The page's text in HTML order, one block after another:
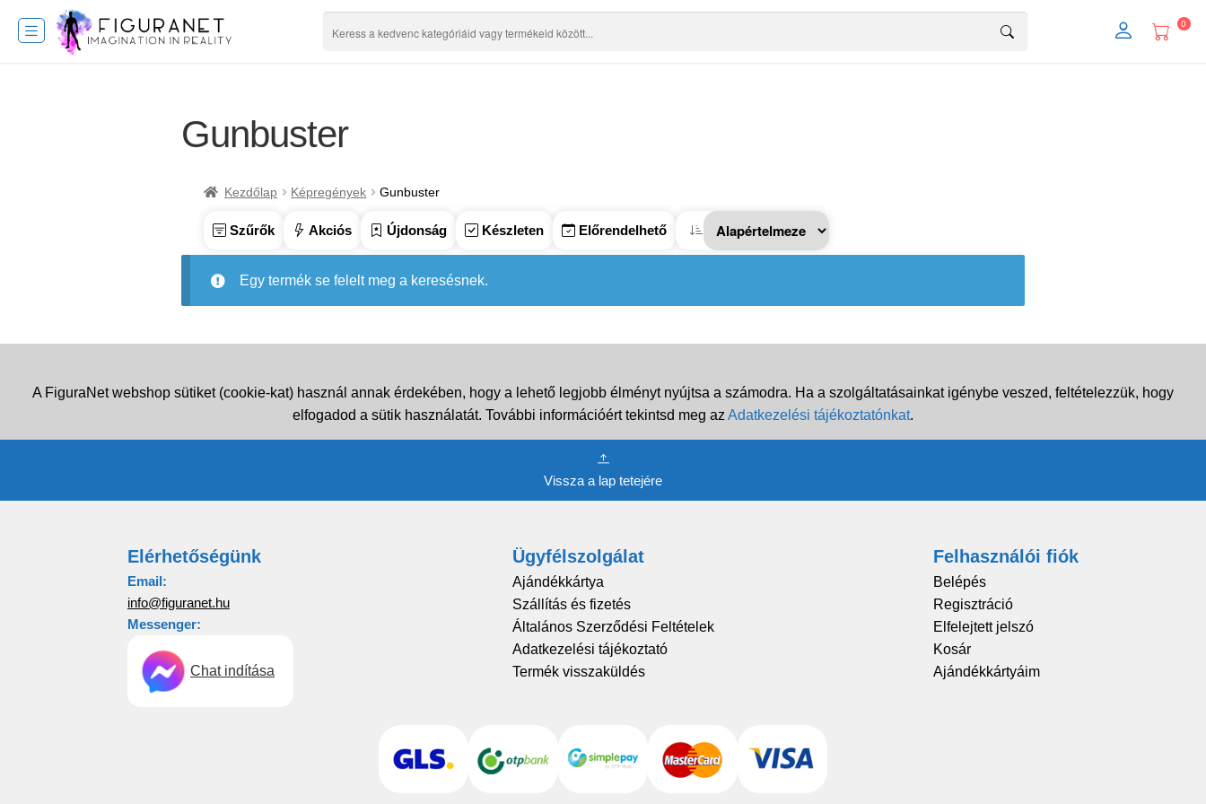
0
Gunbuster
Kezdőlap Képregények Gunbuster
Szűrők Akciós Újdonság Készleten Előrendelhető
Egy termék se felelt meg a keresésnek.
A FiguraNet webshop sütiket (cookie-kat) használ annak érdekében, hogy a lehető legjobb élményt nyújtsa a számodra. Ha a szolgáltatásainkat igénybe veszed, feltételezzük, hogy
elfogadod a sütik használatát. További információért tekintsd meg az Adatkezelési tájékoztatónkat.
Vissza a lap tetejére
Elérhetőségünk
Email:
info@figuranet.hu
Messenger:
Chat indítása
Ügyfélszolgálat
Ajándékkártya
Szállítás és fizetés
Általános Szerződési Feltételek
Adatkezelési tájékoztató
Termék visszaküldés
Felhasználói fiók
Belépés
Regisztráció
Elfelejtett jelszó
Kosár
Ajándékkártyáim